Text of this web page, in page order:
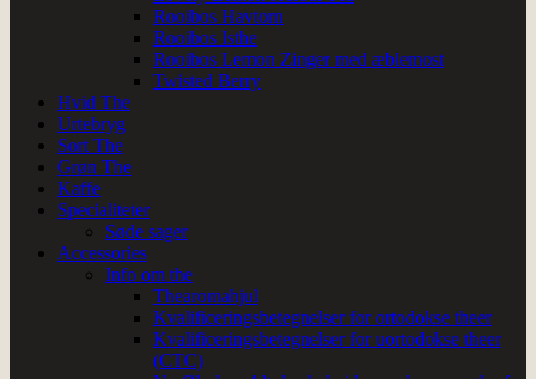
Rooibos Havtorn
Rooibos Isthe
Rooibos Lemon Zinger med æblemost
Twisted Berry
Hvid The
Urtebryg
Sort The
Grøn The
Kaffe
Specialiteter
Søde sager
Accessories
Info om the
Thearomahjul
Kvalificeringsbetegnelser for ortodokse theer
Kvalificeringsbetegnelser for uortodokse theer
(CTC)